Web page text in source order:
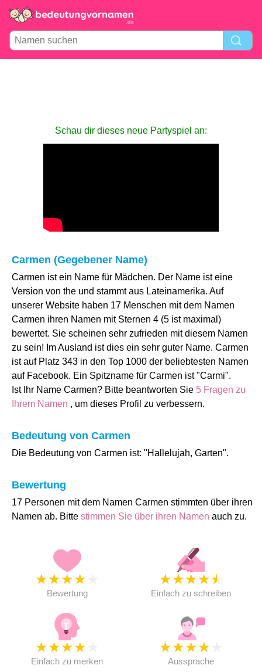
Schau dir dieses neue Partyspiel an:
Carmen (Gegebener Name)
Carmen ist ein Name für Mädchen. Der Name ist eine
Version von the und stammt aus Lateinamerika. Auf
unserer Website haben 17 Menschen mit dem Namen
Carmen ihren Namen mit Sternen 4 (5 ist maximal)
bewertet. Sie scheinen sehr zufrieden mit diesem Namen
zu sein! Im Ausland ist dies ein sehr guter Name. Carmen
ist auf Platz 343 in den Top 1000 der beliebtesten Namen
auf Facebook. Ein Spitzname für Carmen ist "Carmi".
Ist Ihr Name Carmen? Bitte beantworten Sie 5 Fragen zu
Ihrem Namen , um dieses Profil zu verbessern.
Bedeutung von Carmen
Die Bedeutung von Carmen ist: "Hallelujah, Garten".
Bewertung
17 Personen mit dem Namen Carmen stimmten über ihren
Namen ab. Bitte stimmen Sie über ihren Namen auch zu.
★★★★
Bewertung
★★★★★
Einfach zu schreiben
★★★★
Einfach zu merken
★★★★
Aussprache